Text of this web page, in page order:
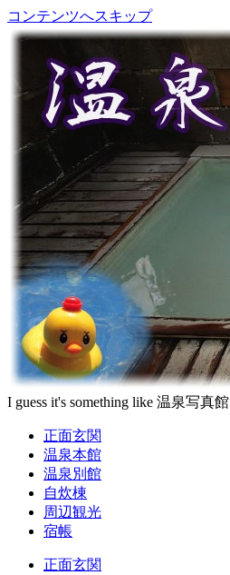
コンテンツへスキップ
I guess it's something like 温泉写真館
正面玄関
温泉本館
温泉別館
自炊棟
周辺観光
宿帳
正面玄関